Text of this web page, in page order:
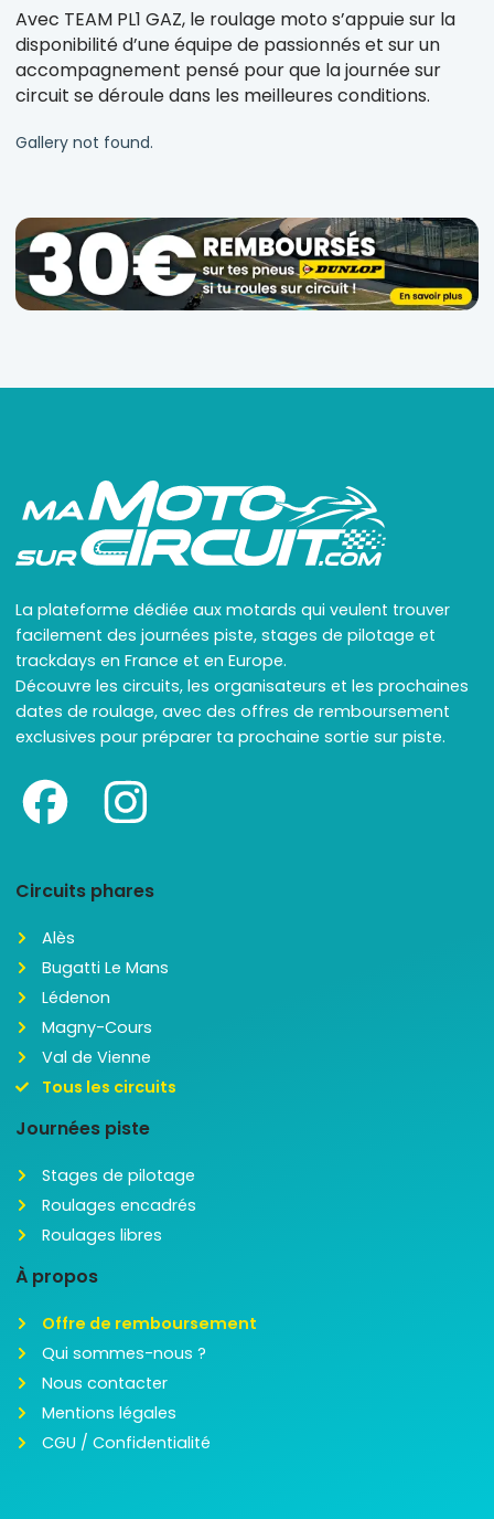
Avec TEAM PL1 GAZ, le roulage moto s’appuie sur la
disponibilité d’une équipe de passionnés et sur un
accompagnement pensé pour que la journée sur
circuit se déroule dans les meilleures conditions.
Gallery not found.
La plateforme dédiée aux motards qui veulent trouver
facilement des journées piste, stages de pilotage et
trackdays en France et en Europe.
Découvre les circuits, les organisateurs et les prochaines
dates de roulage, avec des offres de remboursement
exclusives pour préparer ta prochaine sortie sur piste.
Circuits phares
Alès
Bugatti Le Mans
Lédenon
Magny-Cours
Val de Vienne
Tous les circuits
Journées piste
Stages de pilotage
Roulages encadrés
Roulages libres
À propos
Offre de remboursement
Qui sommes-nous ?
Nous contacter
Mentions légales
CGU / Confidentialité